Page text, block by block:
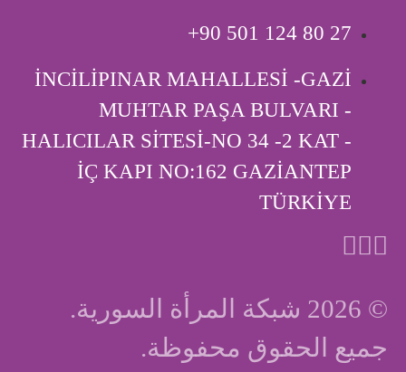
‎+90 501 124 80 27
İNCİLİPINAR MAHALLESİ -GAZİ
MUHTAR PAŞA BULVARI -
HALICILAR SİTESİ-NO 34 -2 KAT -
İÇ KAPI ‎NO:162 GAZİANTEP
TÜRKİYE
© 2026 شبكة المرأة السورية.
جميع الحقوق محفوظة.